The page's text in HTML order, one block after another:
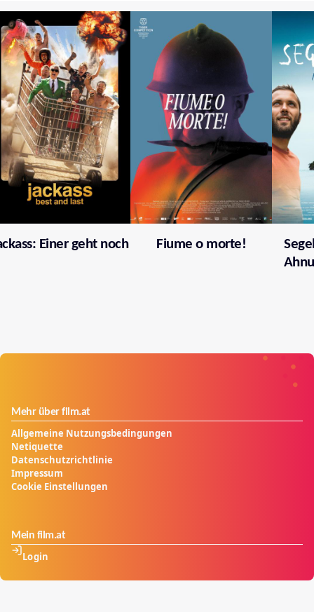
Einer geht noch Fiume o morte!
Mehr über film.at
Allgemeine Nutzungsbedingungen
Netiquette
Datenschutzrichtlinie
Impressum
Cookie Einstellungen
Mein film.at
Login